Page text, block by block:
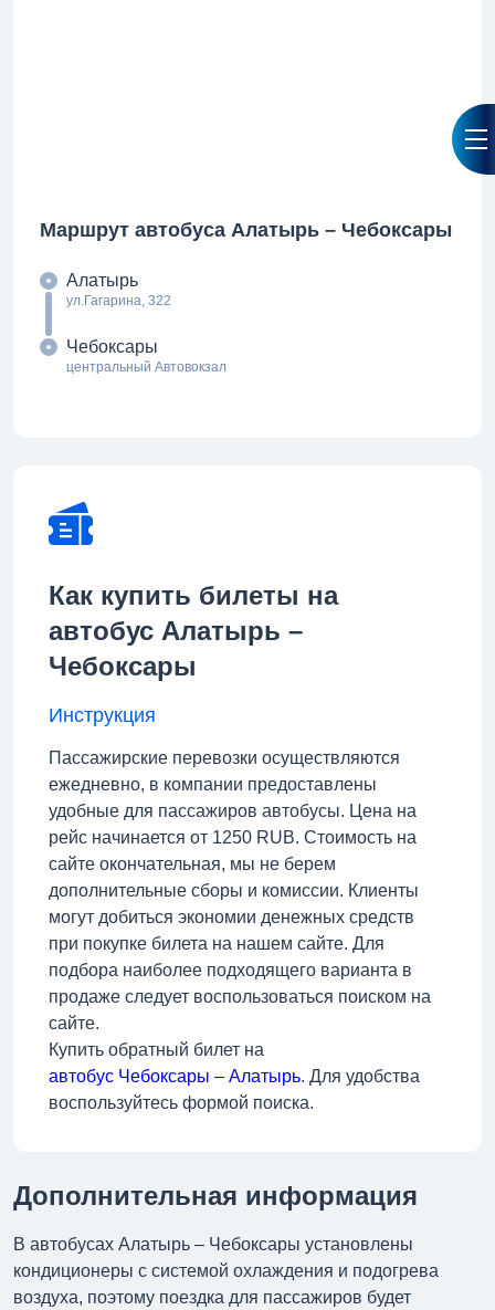
Маршрут автобуса Алатырь – Чебоксары
Алатырь
ул.Гагарина, 322
Чебоксары
центральный Автовокзал
Как купить билеты на
автобус Алатырь –
Чебоксары
Инструкция
Пассажирские перевозки осуществляются
ежедневно, в компании предоставлены
удобные для пассажиров автобусы. Цена на
рейс начинается от 1250 RUB. Стоимость на
сайте окончательная, мы не берем
дополнительные сборы и комиссии. Клиенты
могут добиться экономии денежных средств
при покупке билета на нашем сайте. Для
подбора наиболее подходящего варианта в
продаже следует воспользоваться поиском на
сайте.
Купить обратный билет на
автобус Чебоксары – Алатырь. Для удобства
воспользуйтесь формой поиска.
Дополнительная информация
В автобусах Алатырь – Чебоксары установлены
кондиционеры с системой охлаждения и подогрева
воздуха, поэтому поездка для пассажиров будет